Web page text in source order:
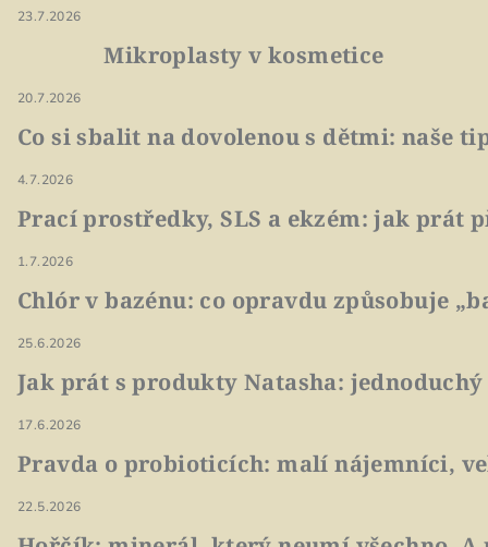
23.7.2026
Mikroplasty v kosmetice
20.7.2026
Co si sbalit na dovolenou s dětmi: naše
4.7.2026
Prací prostředky, SLS a ekzém: jak prát
1.7.2026
Chlór v bazénu: co opravdu způsobuje
25.6.2026
Jak prát s produkty Natasha:
17.6.2026
Pravda o probioticích: malí nájemníci,
22.5.2026